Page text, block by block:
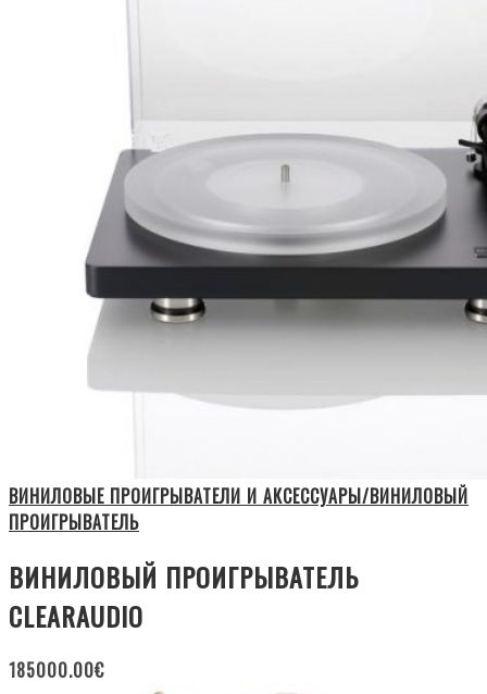
ВИНИЛОВЫЕ ПРОИГРЫВАТЕЛИ И АКСЕССУАРЫ/ВИНИЛОВЫЙ
ПРОИГРЫВАТЕЛЬ
ВИНИЛОВЫЙ ПРОИГРЫВАТЕЛЬ
CLEARAUDIO
185000.00€